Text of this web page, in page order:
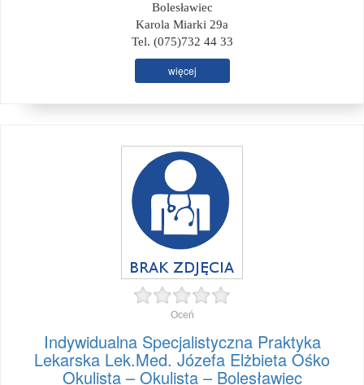
Bolesławiec
Karola Miarki 29a
Tel. (075)732 44 33
więcej
Oceń
Indywidualna Specjalistyczna Praktyka
Lekarska Lek.Med. Józefa Elżbieta Ośko
Okulista – Okulista – Bolesławiec